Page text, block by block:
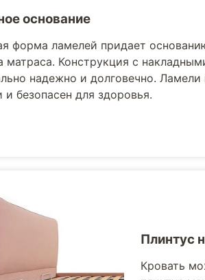
основание
форма ламелей придает
матраса. Конструкция с
надежно и долговечно.
и безопасен для здоровья.
Плинтус
Кровать